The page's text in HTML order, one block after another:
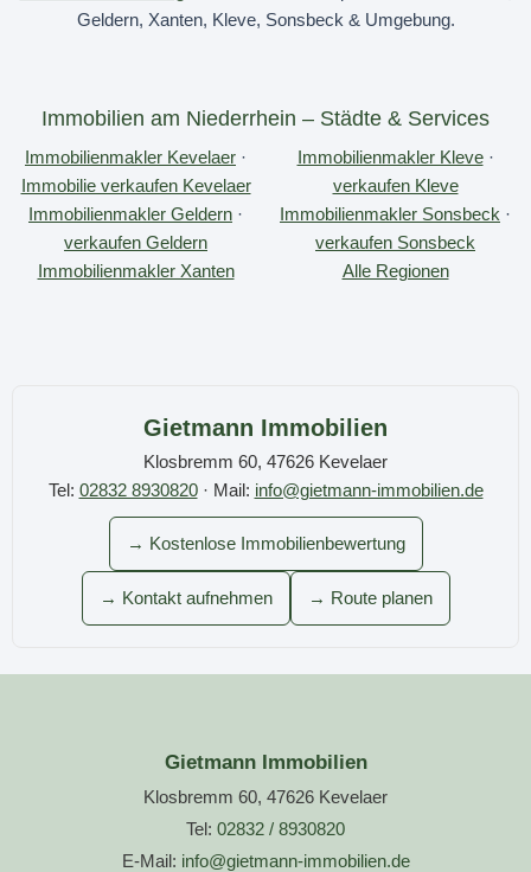
Geldern, Xanten, Kleve, Sonsbeck & Umgebung.
Immobilien am Niederrhein – Städte & Services
Immobilienmakler Kevelaer ·
Immobilie verkaufen Kevelaer
Immobilienmakler Geldern ·
verkaufen Geldern
Immobilienmakler Xanten
Immobilienmakler Kleve·
verkaufen Kleve
Immobilienmakler Sonsbeck ·
verkaufen Sonsbeck
Alle Regionen
Gietmann Immobilien
Klosbremm 60, 47626 Kevelaer
Tel: 02832 8930820· Mail: info@gietmann-immobilien.de
→ Kostenlose Immobilienbewertung
→ Kontakt aufnehmen → Route planen
Gietmann Immobilien
Klosbremm 60, 47626 Kevelaer
Tel: 02832 / 8930820
E-Mail: info@gietmann-immobilien.de